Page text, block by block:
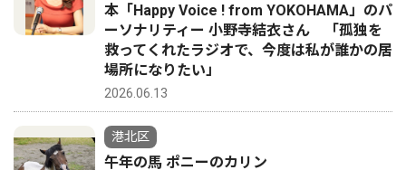
本「Happy Voice ! from YOKOHAMA」のパ
ーソナリティー 小野寺結衣さん 「孤独を
救ってくれたラジオで、今度は私が誰かの居
場所になりたい」
2026.06.13
港北区
午年の馬 ポニーのカリン